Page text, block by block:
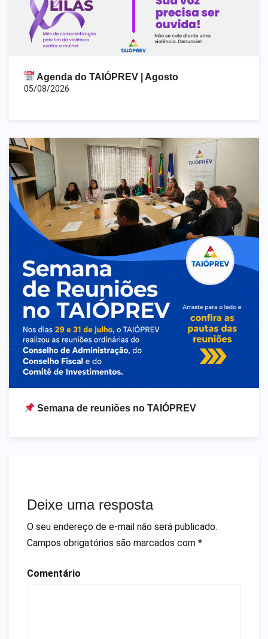
Agenda do TAIÓPREV | Agosto
05/08/2026
Semana de reuniões no TAIÓPREV
Deixe uma resposta
O seu endereço de e-mail não será publicado.
Campos obrigatórios são marcados com *
Comentário